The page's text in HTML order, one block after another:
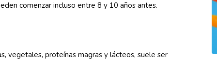
comenzar incluso entre 8 y 10 años antes.
vegetales, proteínas magras y lácteos, suele ser